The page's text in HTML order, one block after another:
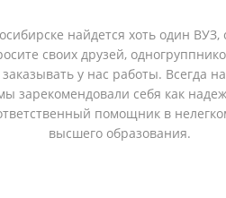
найдется хоть один ВУЗ,
своих друзей,
у нас работы. Всегда
зарекомендовали себя как
помощник в
высшего образования.